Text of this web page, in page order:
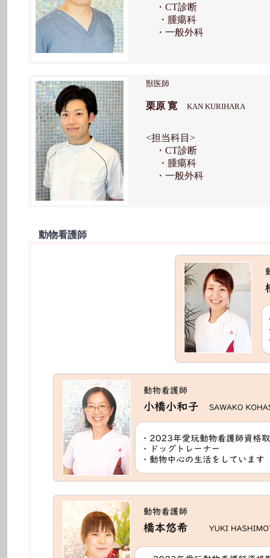
・CT診断
・腫瘍科
・一般外科
獣医師
栗原 寛 KAN KURIHARA
<担当科目>
・CT診断
・腫瘍科
・一般外科
動物看護師